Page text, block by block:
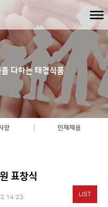
다하는 태경식품
항 인재채용
표창식
14:23 LIST